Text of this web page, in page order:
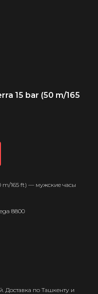
15 bar (50 m/165
m/165 ft) — мужские часы
8800
Доставка по Ташкенту и